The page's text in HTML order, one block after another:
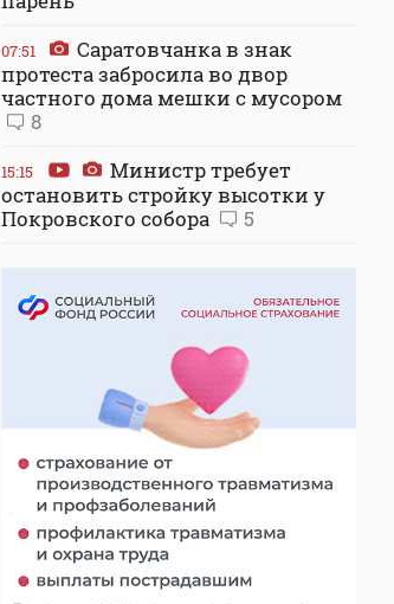
07:51
Саратовчанка в знак
протеста забросила во двор
частного дома мешки с мусором
8
15:15
Министр требует
остановить стройку высотки у
Покровского собора
5